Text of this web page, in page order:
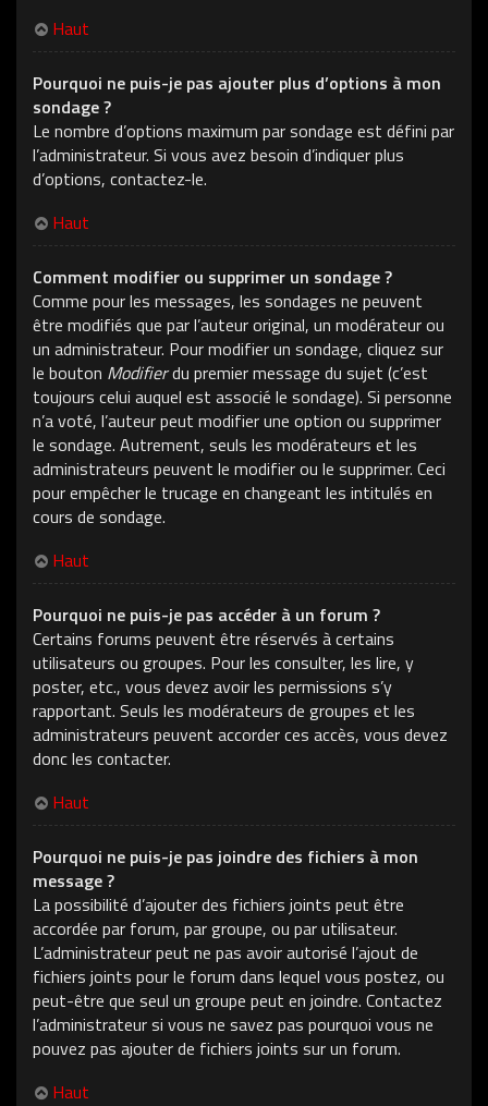
Haut
Pourquoi ne puis-je pas ajouter plus d’options à mon
sondage ?
Le nombre d’options maximum par sondage est défini par
l’administrateur. Si vous avez besoin d’indiquer plus
d’options, contactez-le.
Haut
Comment modifier ou supprimer un sondage ?
Comme pour les messages, les sondages ne peuvent
être modifiés que par l’auteur original, un modérateur ou
un administrateur. Pour modifier un sondage, cliquez sur
le bouton Modifierdu premier message du sujet (c’est
toujours celui auquel est associé le sondage). Si personne
n’a voté, l’auteur peut modifier une option ou supprimer
le sondage. Autrement, seuls les modérateurs et les
administrateurs peuvent le modifier ou le supprimer. Ceci
pour empêcher le trucage en changeant les intitulés en
cours de sondage.
Haut
Pourquoi ne puis-je pas accéder à un forum ?
Certains forums peuvent être réservés à certains
utilisateurs ou groupes. Pour les consulter, les lire, y
poster, etc., vous devez avoir les permissions s’y
rapportant. Seuls les modérateurs de groupes et les
administrateurs peuvent accorder ces accès, vous devez
donc les contacter.
Haut
Pourquoi ne puis-je pas joindre des fichiers à mon
message ?
La possibilité d’ajouter des fichiers joints peut être
accordée par forum, par groupe, ou par utilisateur.
L’administrateur peut ne pas avoir autorisé l’ajout de
fichiers joints pour le forum dans lequel vous postez, ou
peut-être que seul un groupe peut en joindre. Contactez
l’administrateur si vous ne savez pas pourquoi vous ne
pouvez pas ajouter de fichiers joints sur un forum.
Haut